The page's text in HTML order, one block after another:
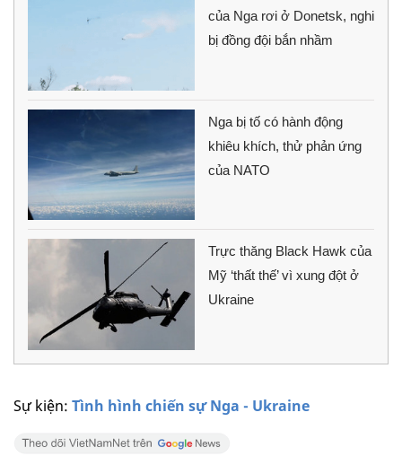
Sự kiện: Tình hình chiến sự Nga - Ukraine
của Nga rơi ở Donetsk, nghi
bị đồng đội bắn nhầm
Nga bị tố có hành động
khiêu khích, thử phản ứng
của NATO
Trực thăng Black Hawk của
Mỹ ‘thất thế’ vì xung đột ở
Ukraine